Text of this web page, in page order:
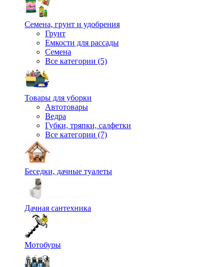
Семена, грунт и удобрения
Грунт
Емкости для рассады
Семена
Все категории (5)
Товары для уборки
Автотовары
Ведра
Губки, тряпки, салфетки
Все категории (7)
Беседки, дачные туалеты
Дачная сантехника
Мотобуры